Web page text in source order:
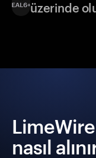
üzerinde
nasıl